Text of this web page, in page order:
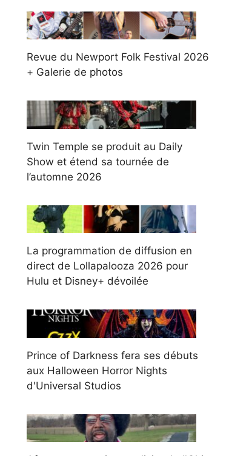
Revue du Newport Folk Festival 2026
+ Galerie de photos
Twin Temple se produit au Daily
Show et étend sa tournée de
l’automne 2026
La programmation de diffusion en
direct de Lollapalooza 2026 pour
Hulu et Disney+ dévoilée
Prince of Darkness fera ses débuts
aux Halloween Horror Nights
d'Universal Studios